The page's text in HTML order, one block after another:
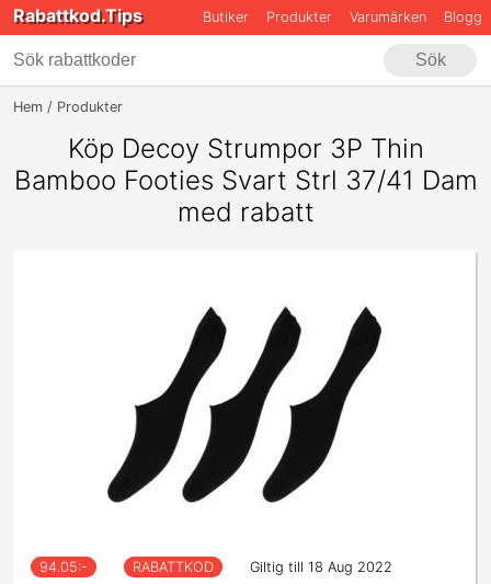
Rabattkod.Tips Butiker Produkter Varumärken Blogg
Sök
Hem Produkter
Köp Decoy Strumpor 3P Thin
Bamboo Footies Svart Strl 37/41 Dam
med rabatt
94.05:- RABATTKOD Giltig till 18 Aug 2022